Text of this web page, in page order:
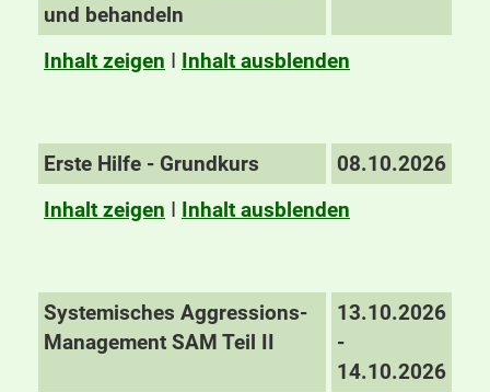
und behandeln
Inhalt zeigen I Inhalt ausblenden
Erste Hilfe - Grundkurs
08.10.2026
Inhalt zeigen I Inhalt ausblenden
Systemisches Aggressions-
Management SAM Teil II
13.10.2026
-
14.10.2026